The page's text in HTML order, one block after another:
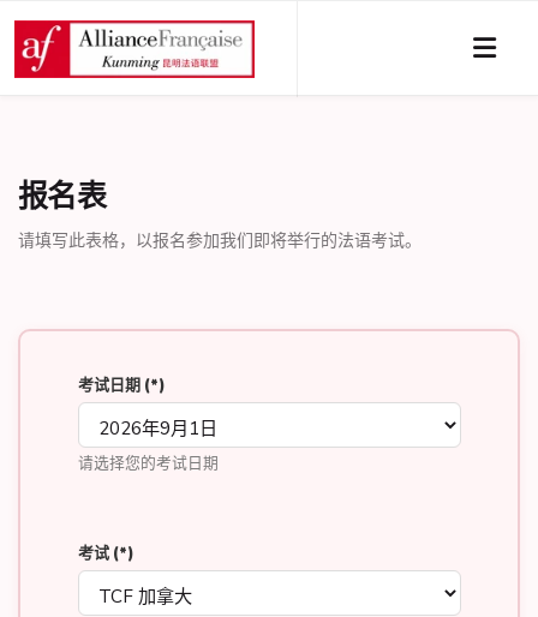
报名表
请填写此表格，以报名参加我们即将举行的法语考试。
考试日期 (*)
请选择您的考试日期
考试 (*)